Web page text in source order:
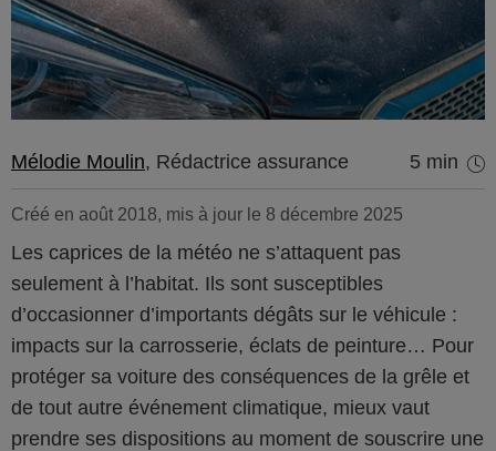
Mélodie Moulin, Rédactrice assurance 5 min
Créé en août 2018, mis à jour le 8 décembre 2025
Les caprices de la météo ne s’attaquent pas
seulement à l’habitat. Ils sont susceptibles
d’occasionner d’importants dégâts sur le véhicule :
impacts sur la carrosserie, éclats de peinture… Pour
protéger sa voiture des conséquences de la grêle et
de tout autre événement climatique, mieux vaut
prendre ses dispositions au moment de souscrire une